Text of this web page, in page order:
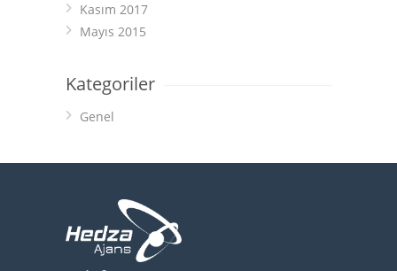
Kasım 2017
Mayıs 2015
Kategoriler
Genel